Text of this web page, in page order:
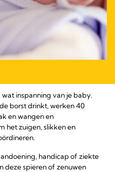
inspanning van je baby.
borst drinkt, werken 40
en wangen en
het zuigen, slikken en
handicap of ziekte
deze spieren of zenuwen